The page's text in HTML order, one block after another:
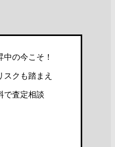
の今こそ！
スクも踏まえ
で査定相談